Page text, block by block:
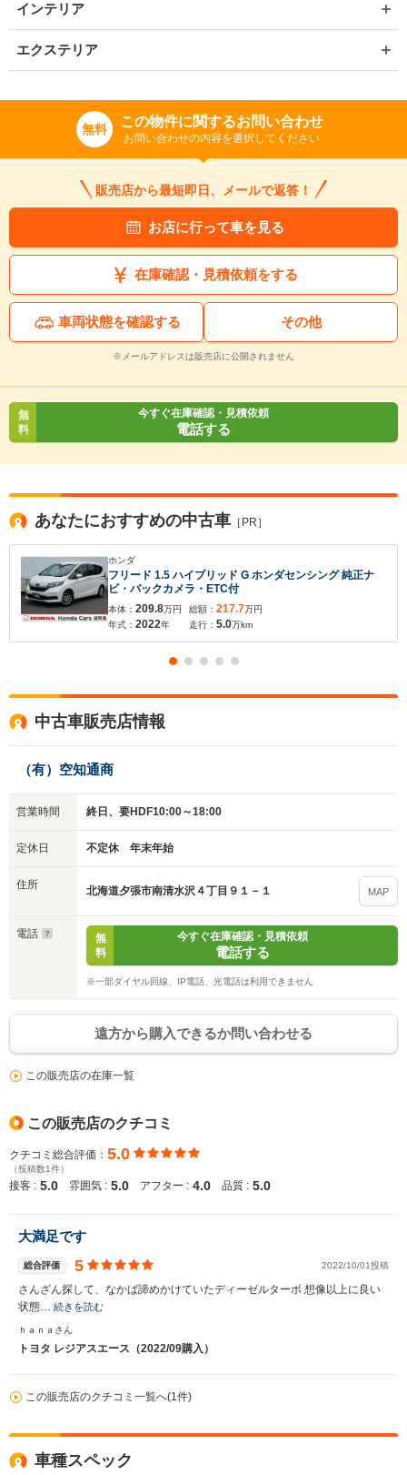
インテリア
エクステリア
無料 この物件に関するお問い合わせ
お問い合わせの内容を選択してください
販売店から最短即日、メールで返答！
お店に行って車を見る
在庫確認・見積依頼をする
車両状態を確認する その他
※メールアドレスは販売店に公開されません
無
料
今すぐ在庫確認・見積依頼
電話する
あなたにおすすめの中古車 ［PR］
ホンダ
フリード 1.5 ハイブリッド G ホンダセンシング 純正ナ
ビ・バックカメラ・ETC付
本体： 209.8万円
年式： 2022年
総額： 217.7万円
走行： 5.0万km
中古車販売店情報
（有）空知通商
営業時間 終日、要HDF10:00～18:00
定休日 不定休 年末年始
住所 北海道夕張市南清水沢４丁目９１－１ MAP
電話
無
料
今すぐ在庫確認・見積依頼
電話する
※一部ダイヤル回線、IP電話、光電話は利用できません
遠方から購入できるか問い合わせる
この販売店の在庫一覧
この販売店のクチコミ
クチコミ総合評価： 5.0
（投稿数1件）
接客 : 5.0 雰囲気 : 5.0 アフター : 4.0 品質 : 5.0
大満足です
総合評価 5 2022/10/01投稿
さんざん探して、なかば諦めかけていたディーゼルターボ 想像以上に良い
状態… 続きを読む
ｈａｎａさん
トヨタ レジアスエース（2022/09購入）
この販売店のクチコミ一覧へ(1件)
車種スペック